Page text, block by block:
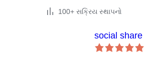
100+ સક્રિય સ્થાપનો
social share